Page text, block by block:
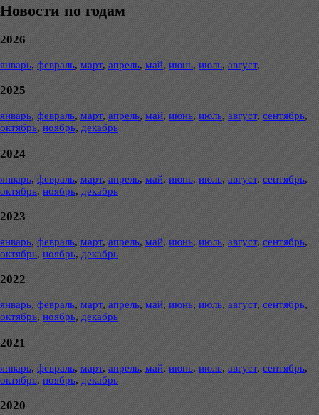
Новости по годам
2026
январь, февраль, март, апрель, май, июнь, июль, август,
2025
январь, февраль, март, апрель, май, июнь, июль, август, сентябрь,
октябрь, ноябрь, декабрь
2024
январь, февраль, март, апрель, май, июнь, июль, август, сентябрь,
октябрь, ноябрь, декабрь
2023
январь, февраль, март, апрель, май, июнь, июль, август, сентябрь,
октябрь, ноябрь, декабрь
2022
январь, февраль, март, апрель, май, июнь, июль, август, сентябрь,
октябрь, ноябрь, декабрь
2021
январь, февраль, март, апрель, май, июнь, июль, август, сентябрь,
октябрь, ноябрь, декабрь
2020